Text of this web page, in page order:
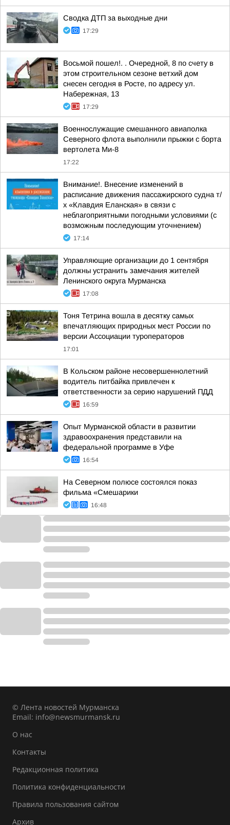
Сводка ДТП за выходные дни
17:29
Восьмой пошел!. . Очередной, 8 по счету в
этом строительном сезоне ветхий дом
снесен сегодня в Росте, по адресу ул.
Набережная, 13
17:29
Военнослужащие смешанного авиаполка
Северного флота выполнили прыжки с борта
вертолета Ми-8
17:22
Внимание!. Внесение изменений в
расписание движения пассажирского судна т/
х «Клавдия Еланская» в связи с
неблагоприятными погодными условиями (с
возможным последующим уточнением)
17:14
Управляющие организации до 1 сентября
должны устранить замечания жителей
Ленинского округа Мурманска
17:08
Тоня Тетрина вошла в десятку самых
впечатляющих природных мест России по
версии Ассоциации туроператоров
17:01
В Кольском районе несовершеннолетний
водитель питбайка привлечен к
ответственности за серию нарушений ПДД
16:59
Опыт Мурманской области в развитии
здравоохранения представили на
федеральной программе в Уфе
16:54
На Северном полюсе состоялся показ
фильма «Смешарики
16:48
© Лента новостей Мурманска
Email: info@newsmurmansk.ru
О нас
Контакты
Редакционная политика
Политика конфиденциальности
Правила пользования сайтом
Архив